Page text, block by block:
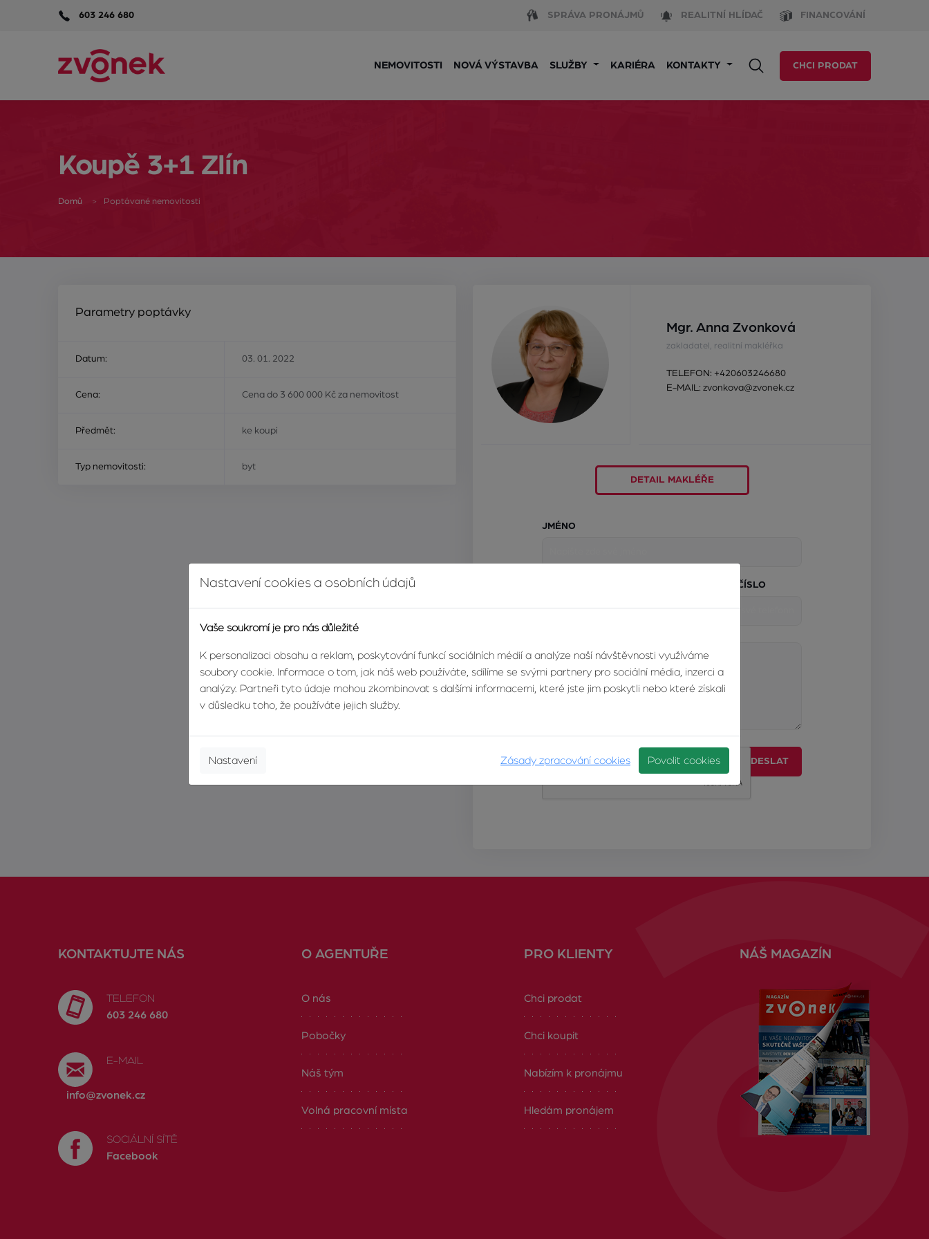
603 246 680 SPRÁVA PRONÁJMŮ REALITNÍ HLÍDAČ FINANCOVÁNÍ
NEMOVITOSTI NOVÁ VÝSTAVBA SLUŽBY KARIÉRA KONTAKTY CHCI PRODAT
Koupě 3+1 Zlín
Domů Poptávané nemovitosti
Parametry poptávky
Datum: 03. 01. 2022
Cena: Cena do 3 600 000 Kč za nemovitost
Předmět: ke koupi
Typ nemovitosti: byt
Mgr. Anna Zvonková
zakladatel, realitní makléřka
TELEFON: +420603246680
E-MAIL: zvonkova@zvonek.cz
DETAIL MAKLÉŘE
JMÉNO
TELEFONNÍ ČÍSLO
ODESLAT
KONTAKTUJTE NÁS
TELEFON
603 246 680
E-MAIL
info@zvonek.cz
SOCIÁLNÍ SÍTĚ
Facebook
O AGENTUŘE
O nás
Pobočky
Náš tým
Volná pracovní místa
PRO KLIENTY
Chci prodat
Chci koupit
Nabízím k pronájmu
Hledám pronájem
NÁŠ MAGAZÍN
Nastavení cookies a osobních údajů
Vaše soukromí je pro nás důležité
K personalizaci obsahu a reklam, poskytování funkcí sociálních médií a analýze naší návštěvnosti využíváme
soubory cookie. Informace o tom, jak náš web používáte, sdílíme se svými partnery pro sociální média, inzerci a
analýzy. Partneři tyto údaje mohou zkombinovat s dalšími informacemi, které jste jim poskytli nebo které získali
v důsledku toho, že používáte jejich služby.
Zásady zpracování cookies
Nastavení Povolit cookies